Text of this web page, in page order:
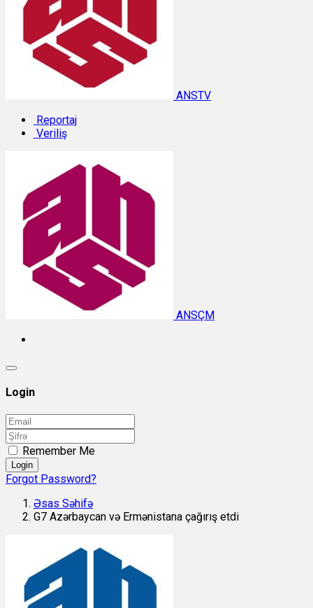
ANSTV
Reportaj
Veriliş
ANSÇM
Login
Remember Me
Login
Forgot Password?
Əsas Səhifə
G7 Azərbaycan və Ermənistana çağırış etdi